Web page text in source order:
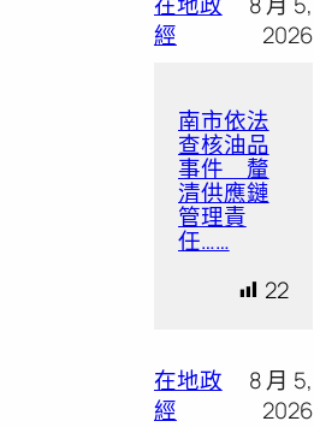
經
2026
南市依法
查核油品
事件 釐
清供應鏈
管理責
任……
22
在地政
經
8 月 5,
2026